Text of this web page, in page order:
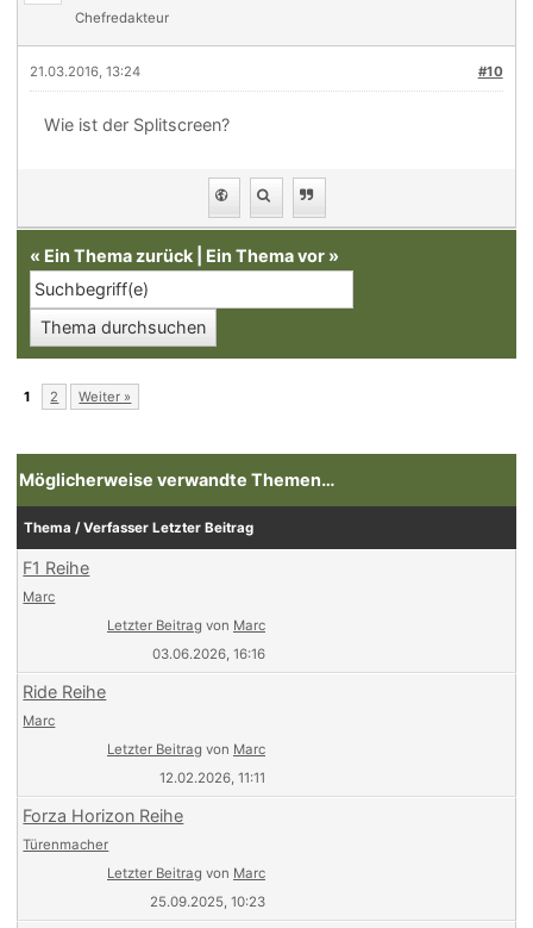
Chefredakteur
#10
21.03.2016, 13:24
Wie ist der Splitscreen?
« Ein Thema zurück Ein Thema vor »
1 2 Weiter »
Möglicherweise verwandte Themen…
Thema / Verfasser Letzter Beitrag
F1 Reihe
Marc
Letzter Beitrag von Marc
03.06.2026, 16:16
Ride Reihe
Marc
Letzter Beitrag von Marc
12.02.2026, 11:11
Forza Horizon Reihe
Türenmacher
Letzter Beitrag von Marc
25.09.2025, 10:23